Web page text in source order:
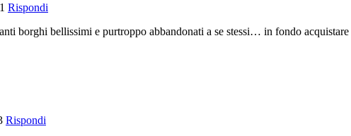
Rispondi
borghi bellissimi e purtroppo abbandonati a se stessi… in fondo
Rispondi